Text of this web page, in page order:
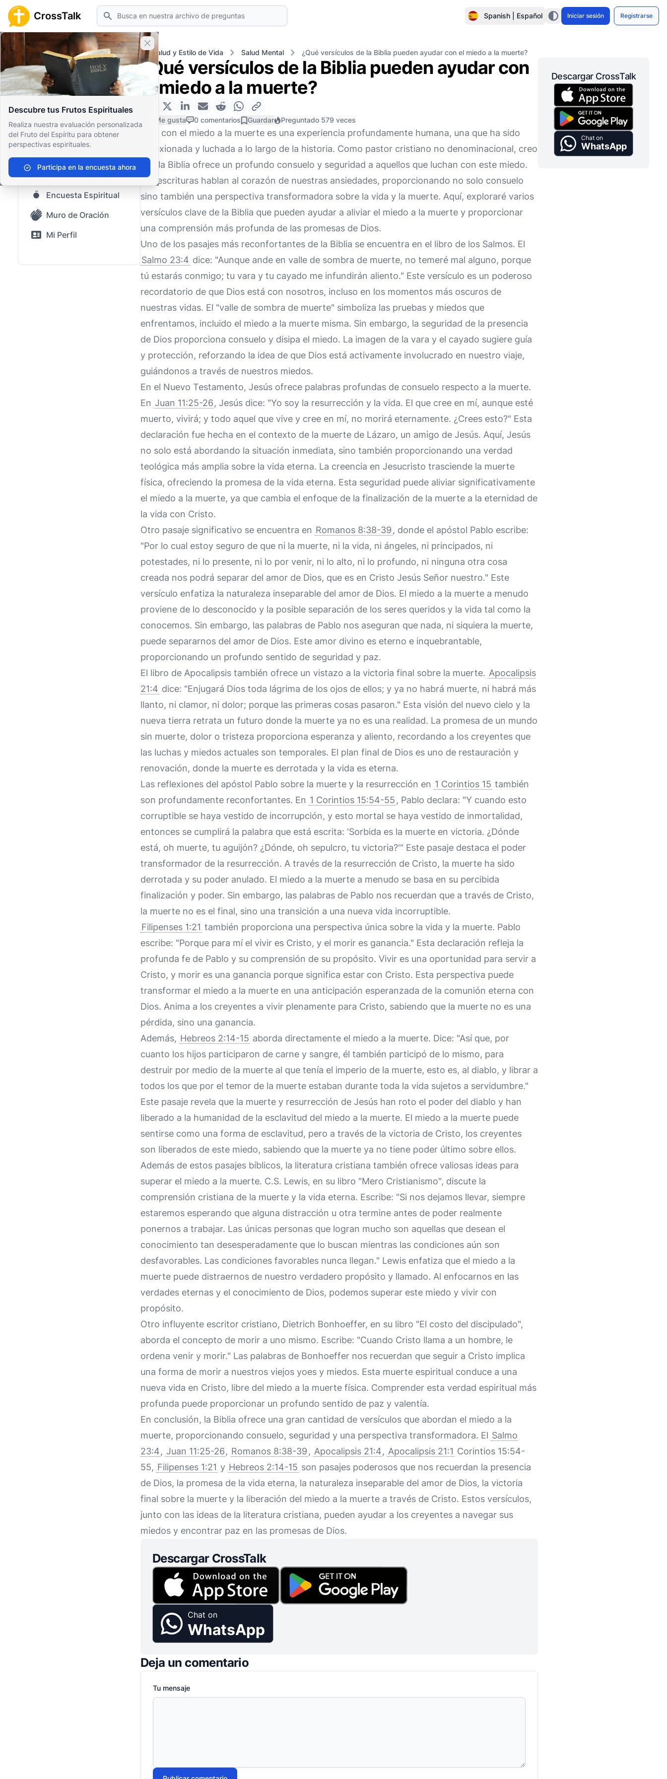
CrossTalk Buscar Spanish | Español Iniciar sesión Registrarse
Cerrar banner
Descubre tus Frutos Espirituales
Realiza nuestra evaluación personalizada
del Fruto del Espíritu para obtener
perspectivas espirituales.
Participa en la encuesta ahora
Inicio Archivo de Preguntas Salud y Estilo de Vida Salud Mental ¿Qué versículos de la Biblia pueden ayudar con el miedo a la muerte?
Inicio
Archivo de Preguntas
Nuestro blog
Contenido guardado
Preguntas Populares
Biblia Sagrada
Encuesta Espiritual
Muro de Oración
Mi Perfil
¿Qué versículos de la Biblia pueden ayudar con
el miedo a la muerte?
0 Me gusta 0 comentarios Guardar Preguntado 579 veces
Vivir con el miedo a la muerte es una experiencia profundamente humana, una que ha sido
reflexionada y luchada a lo largo de la historia. Como pastor cristiano no denominacional, creo
que la Biblia ofrece un profundo consuelo y seguridad a aquellos que luchan con este miedo.
Las escrituras hablan al corazón de nuestras ansiedades, proporcionando no solo consuelo
sino también una perspectiva transformadora sobre la vida y la muerte. Aquí, exploraré varios
versículos clave de la Biblia que pueden ayudar a aliviar el miedo a la muerte y proporcionar
una comprensión más profunda de las promesas de Dios.
Uno de los pasajes más reconfortantes de la Biblia se encuentra en el libro de los Salmos. El
Salmo 23:4 dice: "Aunque ande en valle de sombra de muerte, no temeré mal alguno, porque
tú estarás conmigo; tu vara y tu cayado me infundirán aliento." Este versículo es un poderoso
recordatorio de que Dios está con nosotros, incluso en los momentos más oscuros de
nuestras vidas. El "valle de sombra de muerte" simboliza las pruebas y miedos que
enfrentamos, incluido el miedo a la muerte misma. Sin embargo, la seguridad de la presencia
de Dios proporciona consuelo y disipa el miedo. La imagen de la vara y el cayado sugiere guía
y protección, reforzando la idea de que Dios está activamente involucrado en nuestro viaje,
guiándonos a través de nuestros miedos.
En el Nuevo Testamento, Jesús ofrece palabras profundas de consuelo respecto a la muerte.
En Juan 11:25-26, Jesús dice: "Yo soy la resurrección y la vida. El que cree en mí, aunque esté
muerto, vivirá; y todo aquel que vive y cree en mí, no morirá eternamente. ¿Crees esto?" Esta
declaración fue hecha en el contexto de la muerte de Lázaro, un amigo de Jesús. Aquí, Jesús
no solo está abordando la situación inmediata, sino también proporcionando una verdad
teológica más amplia sobre la vida eterna. La creencia en Jesucristo trasciende la muerte
física, ofreciendo la promesa de la vida eterna. Esta seguridad puede aliviar significativamente
el miedo a la muerte, ya que cambia el enfoque de la finalización de la muerte a la eternidad de
la vida con Cristo.
Otro pasaje significativo se encuentra en Romanos 8:38-39 , donde el apóstol Pablo escribe:
"Por lo cual estoy seguro de que ni la muerte, ni la vida, ni ángeles, ni principados, ni
potestades, ni lo presente, ni lo por venir, ni lo alto, ni lo profundo, ni ninguna otra cosa
creada nos podrá separar del amor de Dios, que es en Cristo Jesús Señor nuestro." Este
versículo enfatiza la naturaleza inseparable del amor de Dios. El miedo a la muerte a menudo
proviene de lo desconocido y la posible separación de los seres queridos y la vida tal como la
conocemos. Sin embargo, las palabras de Pablo nos aseguran que nada, ni siquiera la muerte,
puede separarnos del amor de Dios. Este amor divino es eterno e inquebrantable,
proporcionando un profundo sentido de seguridad y paz.
El libro de Apocalipsis también ofrece un vistazo a la victoria final sobre la muerte. Apocalipsis
21:4 dice: "Enjugará Dios toda lágrima de los ojos de ellos; y ya no habrá muerte, ni habrá más
llanto, ni clamor, ni dolor; porque las primeras cosas pasaron." Esta visión del nuevo cielo y la
nueva tierra retrata un futuro donde la muerte ya no es una realidad. La promesa de un mundo
sin muerte, dolor o tristeza proporciona esperanza y aliento, recordando a los creyentes que
las luchas y miedos actuales son temporales. El plan final de Dios es uno de restauración y
renovación, donde la muerte es derrotada y la vida es eterna.
Las reflexiones del apóstol Pablo sobre la muerte y la resurrección en 1 Corintios 15 también
son profundamente reconfortantes. En 1 Corintios 15:54-55 , Pablo declara: "Y cuando esto
corruptible se haya vestido de incorrupción, y esto mortal se haya vestido de inmortalidad,
entonces se cumplirá la palabra que está escrita: 'Sorbida es la muerte en victoria. ¿Dónde
está, oh muerte, tu aguijón? ¿Dónde, oh sepulcro, tu victoria?'" Este pasaje destaca el poder
transformador de la resurrección. A través de la resurrección de Cristo, la muerte ha sido
derrotada y su poder anulado. El miedo a la muerte a menudo se basa en su percibida
finalización y poder. Sin embargo, las palabras de Pablo nos recuerdan que a través de Cristo,
la muerte no es el final, sino una transición a una nueva vida incorruptible.
Filipenses 1:21 también proporciona una perspectiva única sobre la vida y la muerte. Pablo
escribe: "Porque para mí el vivir es Cristo, y el morir es ganancia." Esta declaración refleja la
profunda fe de Pablo y su comprensión de su propósito. Vivir es una oportunidad para servir a
Cristo, y morir es una ganancia porque significa estar con Cristo. Esta perspectiva puede
transformar el miedo a la muerte en una anticipación esperanzada de la comunión eterna con
Dios. Anima a los creyentes a vivir plenamente para Cristo, sabiendo que la muerte no es una
pérdida, sino una ganancia.
Además, Hebreos 2:14-15 aborda directamente el miedo a la muerte. Dice: "Así que, por
cuanto los hijos participaron de carne y sangre, él también participó de lo mismo, para
destruir por medio de la muerte al que tenía el imperio de la muerte, esto es, al diablo, y librar a
todos los que por el temor de la muerte estaban durante toda la vida sujetos a servidumbre."
Este pasaje revela que la muerte y resurrección de Jesús han roto el poder del diablo y han
liberado a la humanidad de la esclavitud del miedo a la muerte. El miedo a la muerte puede
sentirse como una forma de esclavitud, pero a través de la victoria de Cristo, los creyentes
son liberados de este miedo, sabiendo que la muerte ya no tiene poder último sobre ellos.
Además de estos pasajes bíblicos, la literatura cristiana también ofrece valiosas ideas para
superar el miedo a la muerte. C.S. Lewis, en su libro "Mero Cristianismo", discute la
comprensión cristiana de la muerte y la vida eterna. Escribe: "Si nos dejamos llevar, siempre
estaremos esperando que alguna distracción u otra termine antes de poder realmente
ponernos a trabajar. Las únicas personas que logran mucho son aquellas que desean el
conocimiento tan desesperadamente que lo buscan mientras las condiciones aún son
desfavorables. Las condiciones favorables nunca llegan." Lewis enfatiza que el miedo a la
muerte puede distraernos de nuestro verdadero propósito y llamado. Al enfocarnos en las
verdades eternas y el conocimiento de Dios, podemos superar este miedo y vivir con
propósito.
Otro influyente escritor cristiano, Dietrich Bonhoeffer, en su libro "El costo del discipulado",
aborda el concepto de morir a uno mismo. Escribe: "Cuando Cristo llama a un hombre, le
ordena venir y morir." Las palabras de Bonhoeffer nos recuerdan que seguir a Cristo implica
una forma de morir a nuestros viejos yoes y miedos. Esta muerte espiritual conduce a una
nueva vida en Cristo, libre del miedo a la muerte física. Comprender esta verdad espiritual más
profunda puede proporcionar un profundo sentido de paz y valentía.
En conclusión, la Biblia ofrece una gran cantidad de versículos que abordan el miedo a la
muerte, proporcionando consuelo, seguridad y una perspectiva transformadora. El Salmo
23:4, Juan 11:25-26, Romanos 8:38-39 , Apocalipsis 21:4, Apocalipsis 21:1 Corintios 15:54-
55, Filipenses 1:21 y Hebreos 2:14-15 son pasajes poderosos que nos recuerdan la presencia
de Dios, la promesa de la vida eterna, la naturaleza inseparable del amor de Dios, la victoria
final sobre la muerte y la liberación del miedo a la muerte a través de Cristo. Estos versículos,
junto con las ideas de la literatura cristiana, pueden ayudar a los creyentes a navegar sus
miedos y encontrar paz en las promesas de Dios.
Descargar CrossTalk
Chat on
WhatsApp
Deja un comentario
Tu mensaje
Descargar CrossTalk
Chat on
WhatsApp